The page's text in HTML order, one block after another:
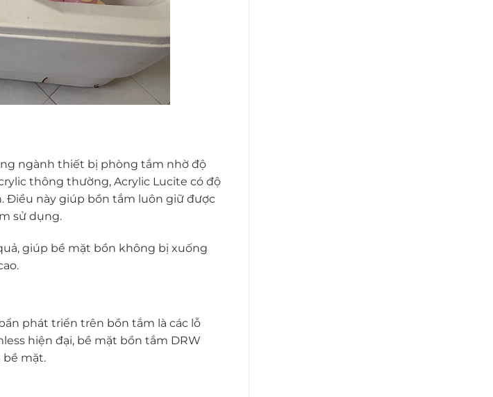
ngành thiết bị phòng tắm nhờ độ
thông thường, Acrylic Lucite có độ
Điều này giúp bồn tắm luôn giữ được
sử dụng.
giúp bề mặt bồn không bị xuống
phát triển trên bồn tắm là các lỗ
hiện đại, bề mặt bồn tắm DRW
bề mặt.